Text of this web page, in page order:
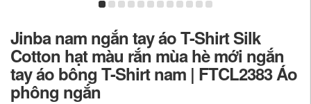
Jinba nam ngắn tay áo T-Shirt Silk
Cotton hạt màu rắn mùa hè mới ngắn
tay áo bông T-Shirt nam | FTCL2383 Áo
phông ngắn